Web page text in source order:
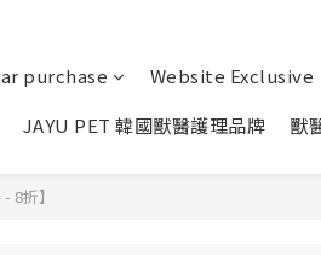
purchase Website Exclusive
JAYU PET 韓國獸醫護理品牌 獸
8折】